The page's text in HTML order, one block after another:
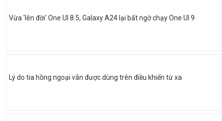
Vừa 'lên đời' One UI 8.5, Galaxy A24 lại bất ngờ chạy One UI 9
Lý do tia hồng ngoại vẫn được dùng trên điều khiển từ xa